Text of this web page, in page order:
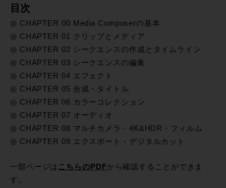
目次
◎ CHAPTER 00 Media Composerの基本
◎ CHAPTER 01 クリップとメディア
◎ CHAPTER 02 シークエンスの作成とタイムライン
◎ CHAPTER 03 シークエンスの編集
◎ CHAPTER 04 エフェクト
◎ CHAPTER 05 合成・タイトル
◎ CHAPTER 06 カラーコレクション
◎ CHAPTER 07 オーディオ
◎ CHAPTER 08 マルチカメラ・4K&HDR・フィルム
◎ CHAPTER 09 エクスポート・デジタルカット
一部ページは こちらのPDFから確認することができま
す。